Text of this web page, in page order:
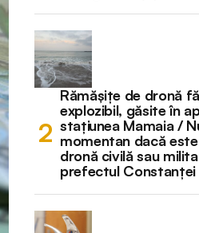
Rămășițe de dronă
explozibil, găsite în
stațiunea Mamaia /
momentan dacă
dronă civilă sau
prefectul Constanței